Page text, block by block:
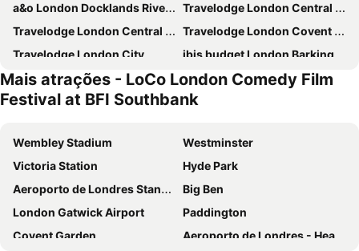
a&o London Docklands Riverside
Travelodge London Central Elephant and Castle
Travelodge London Central City Road
Travelodge London Covent Garden
Travelodge London City
ibis budget London Barking
Travelodge London Central Kings Cross
Charlotte Street Rooms by News Hotel
Ramada by Wyndham London North M1
Strand Palace
Copthorne Tara Hotel London Kensington
Travelodge London Liverpool Street
Park Grand Hyde Park
Travelodge London Central Waterloo
Britannia Inn Hotel
Travelodge London Manor House
Travelodge London Central Southwark
Travelodge London Wembley
Ebury House Hotel
Crowne Plaza London - Kings Cross By Ihg
Mais atrações - LoCo London Comedy Film
Festival at BFI Southbank
Wembley Stadium
Westminster
Victoria Station
Hyde Park
Aeroporto de Londres Stansted
Big Ben
London Gatwick Airport
Paddington
Covent Garden
Aeroporto de Londres - Heathrow